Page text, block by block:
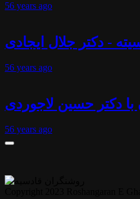
56 years ago
- دکتر جلال ایجادی
56 years ago
با دکتر حسین لاجوردی
56 years ago